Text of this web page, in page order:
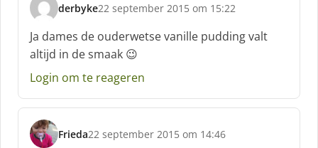
derbyke
s
c
h
r
e
f
22 september 2015 om 15:22
Ja dames de ouderwetse vanille pudding valt
altijd in de smaak 😉
Login om te reageren
Frieda
s
22 september 2015 om 14:46